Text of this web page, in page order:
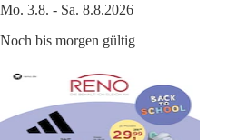
Mo. 3.8. - Sa. 8.8.2026
Noch bis morgen gültig